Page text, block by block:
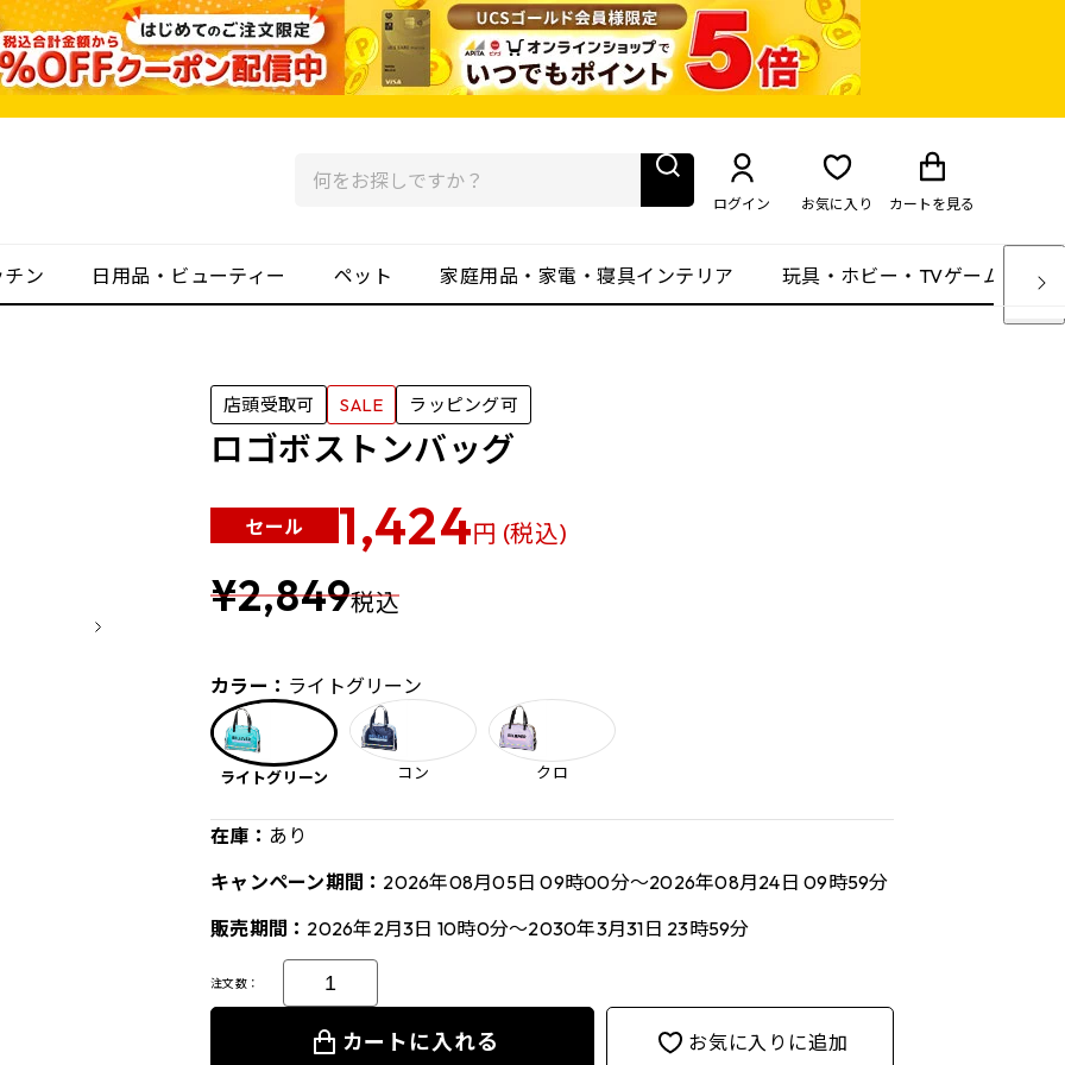
ログイン お気に入り カート を見る
ン 日用品・ビューティー ペット 家庭用品・家電・寝具インテリア 玩具・ホビー・TVゲーム
店頭受取可 SALE ラッピング可
ロゴボストンバッグ
セール 1,424円 (税込)
¥2,849税込
カラー： ライトグリーン
ライトグリーン コン クロ
在庫： あり
キャンペーン期間： 2026年08月05日 09時00分～2026年08月24日 09時59分
販売期間： 2026年2月3日 10時0分～2030年3月31日 23時59分
注文数：
カートに入れる お気に入りに追加